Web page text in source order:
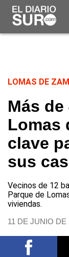
LOMAS DE
Más
Lomas
clave
sus
Vecinos de 12
Parque de
viviendas.
11 DE JUNIO DE